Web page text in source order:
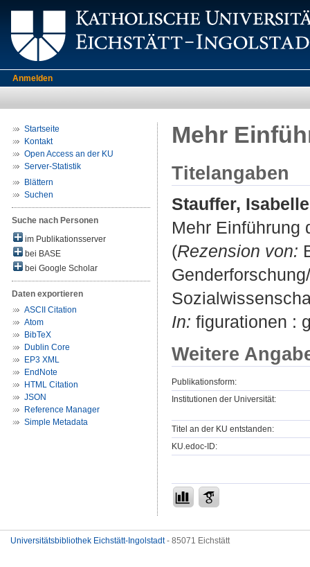
Anmelden
Startseite
Kontakt
Open Access an der KU
Server-Statistik
Blättern
Suchen
Suche nach Personen
im Publikationsserver
bei BASE
bei Google Scholar
Daten exportieren
ASCII Citation
Atom
BibTeX
Dublin Core
EP3 XML
EndNote
HTML Citation
JSON
Reference Manager
Simple Metadata
Mehr
Titelangaben
Stauffer, Isabelle
Mehr Einführung
(Rezension von:
In: figurationen :
Weitere
Publikationsform:
Institutionen der Universität:
Titel an der KU entstanden:
KU.edoc-ID:
Universitätsbibliothek Eichstätt-Ingolstadt- 85071 Eichstätt